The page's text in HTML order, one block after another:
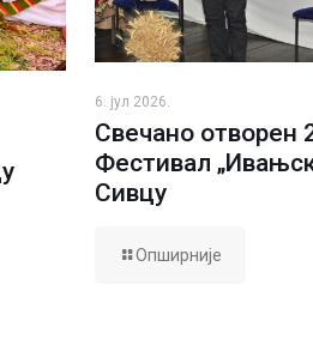
6. јул 2026.
Свечано отворен
Фестивал
Сивцу
Опширније